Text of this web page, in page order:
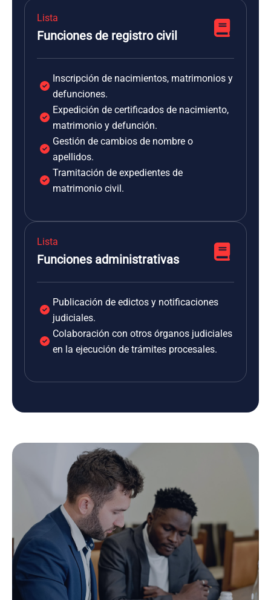
Lista
Funciones de registro civil
Inscripción de nacimientos, matrimonios y
defunciones.
Expedición de certificados de nacimiento,
matrimonio y defunción.
Gestión de cambios de nombre o
apellidos.
Tramitación de expedientes de
matrimonio civil.
Lista
Funciones administrativas
Publicación de edictos y notificaciones
judiciales.
Colaboración con otros órganos judiciales
en la ejecución de trámites procesales.